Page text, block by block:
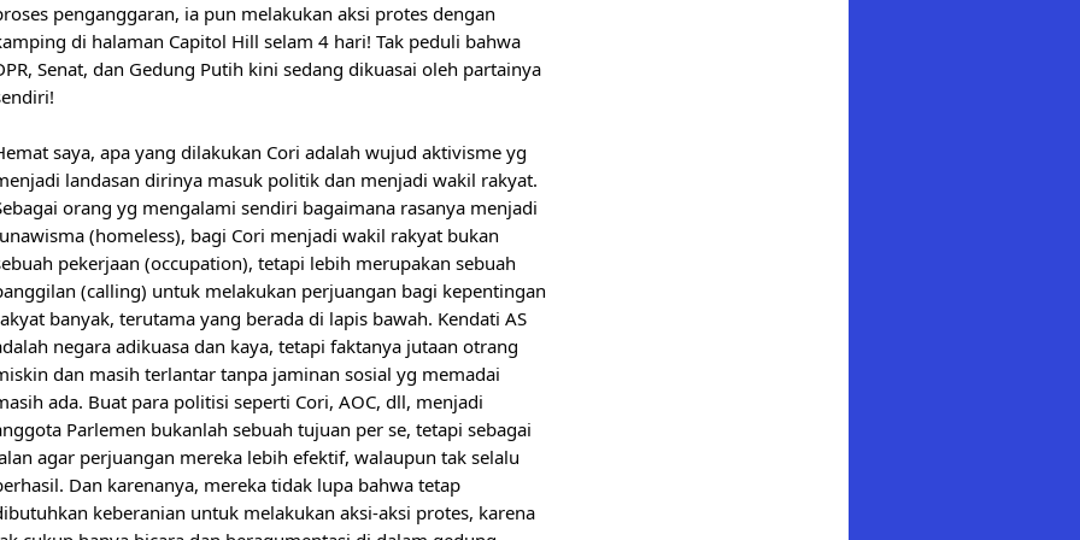
penganggaran, ia pun melakukan aksi protes dengan
di halaman Capitol Hill selam 4 hari! Tak peduli bahwa
Senat, dan Gedung Putih kini sedang dikuasai oleh partainya
saya, apa yang dilakukan Cori adalah wujud aktivisme yg
landasan dirinya masuk politik dan menjadi wakil rakyat.
orang yg mengalami sendiri bagaimana rasanya menjadi
(homeless), bagi Cori menjadi wakil rakyat bukan
pekerjaan (occupation), tetapi lebih merupakan sebuah
(calling) untuk melakukan perjuangan bagi kepentingan
banyak, terutama yang berada di lapis bawah. Kendati AS
negara adikuasa dan kaya, tetapi faktanya jutaan otrang
dan masih terlantar tanpa jaminan sosial yg memadai
ada. Buat para politisi seperti Cori, AOC, dll, menjadi
Parlemen bukanlah sebuah tujuan per se, tetapi sebagai
agar perjuangan mereka lebih efektif, walaupun tak selalu
Dan karenanya, mereka tidak lupa bahwa tetap
keberanian untuk melakukan aksi-aksi protes, karena